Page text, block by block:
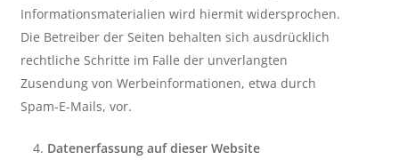
Informationsmaterialien wird hiermit widersprochen.
Die Betreiber der Seiten behalten sich ausdrücklich
rechtliche Schritte im Falle der unverlangten
Zusendung von Werbeinformationen, etwa durch
Spam-E-Mails, vor.
Datenerfassung auf dieser Website